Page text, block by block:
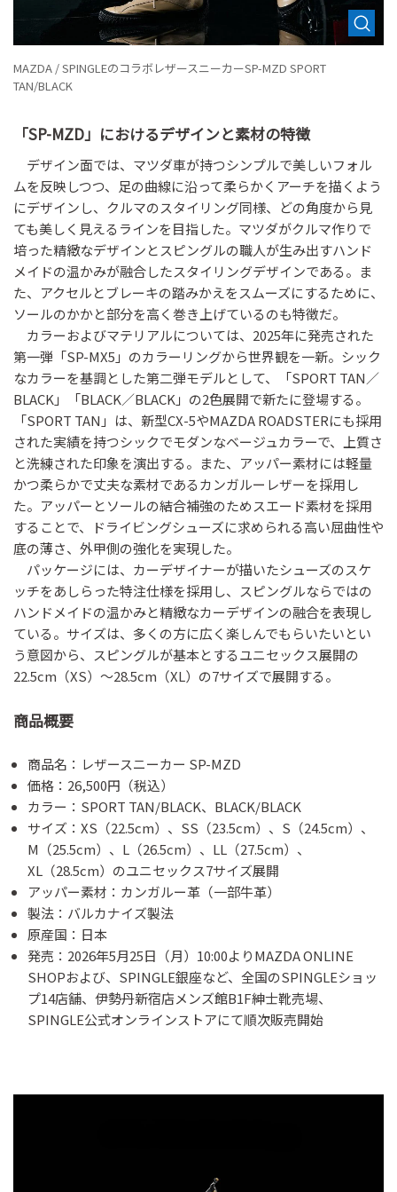
MAZDA / SPINGLEのコラボレザースニーカーSP-MZD SPORT
TAN/BLACK
「SP-MZD」におけるデザインと素材の特徴
デザイン面では、マツダ車が持つシンプルで美しいフォル
ムを反映しつつ、足の曲線に沿って柔らかくアーチを描くよう
にデザインし、クルマのスタイリング同様、どの角度から見
ても美しく見えるラインを目指した。マツダがクルマ作りで
培った精緻なデザインとスピングルの職人が生み出すハンド
メイドの温かみが融合したスタイリングデザインである。ま
た、アクセルとブレーキの踏みかえをスムーズにするために、
ソールのかかと部分を高く巻き上げているのも特徴だ。
カラーおよびマテリアルについては、2025年に発売された
第一弾「SP-MX5」のカラーリングから世界観を一新。シック
なカラーを基調とした第二弾モデルとして、「SPORT TAN／
BLACK」「BLACK／BLACK」の2色展開で新たに登場する。
「SPORT TAN」は、新型CX-5やMAZDA ROADSTERにも採用
された実績を持つシックでモダンなベージュカラーで、上質さ
と洗練された印象を演出する。また、アッパー素材には軽量
かつ柔らかで丈夫な素材であるカンガルーレザーを採用し
た。アッパーとソールの結合補強のためスエード素材を採用
することで、ドライビングシューズに求められる高い屈曲性や
底の薄さ、外甲側の強化を実現した。
パッケージには、カーデザイナーが描いたシューズのスケ
ッチをあしらった特注仕様を採用し、スピングルならではの
ハンドメイドの温かみと精緻なカーデザインの融合を表現し
ている。サイズは、多くの方に広く楽しんでもらいたいとい
う意図から、スピングルが基本とするユニセックス展開の
22.5cm（XS）～28.5cm（XL）の7サイズで展開する。
商品概要
商品名：レザースニーカー SP-MZD
価格：26,500円（税込）
カラー：SPORT TAN/BLACK、BLACK/BLACK
サイズ：XS（22.5cm）、SS（23.5cm）、S（24.5cm）、
M（25.5cm）、L（26.5cm）、LL（27.5cm）、
XL（28.5cm）のユニセックス7サイズ展開
アッパー素材：カンガルー革（一部牛革）
製法：バルカナイズ製法
原産国：日本
発売：2026年5月25日（月）10:00よりMAZDA ONLINE
SHOPおよび、SPINGLE銀座など、全国のSPINGLEショッ
プ14店舗、伊勢丹新宿店メンズ館B1F紳士靴売場、
SPINGLE公式オンラインストアにて順次販売開始